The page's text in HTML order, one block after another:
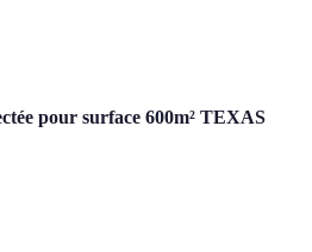
pour surface 600m² TEXAS